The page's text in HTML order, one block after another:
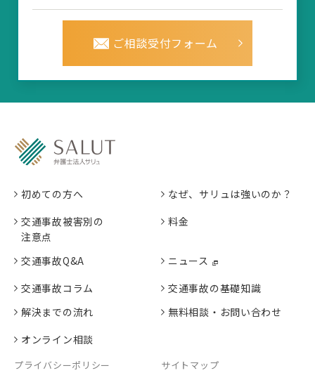
ご相談受付フォーム
初めての方へ
なぜ、サリュは強いのか？
交通事故被害別の
注意点
料金
交通事故Q&A
ニュース
交通事故コラム
交通事故の基礎知識
解決までの流れ
無料相談・お問い合わせ
オンライン相談
プライバシーポリシー サイトマップ